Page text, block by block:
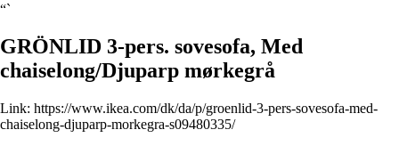
“`
GRÖNLID 3-pers. sovesofa, Med
chaiselong/Djuparp mørkegrå
Link: https://www.ikea.com/dk/da/p/groenlid-3-pers-sovesofa-med-
chaiselong-djuparp-morkegra-s09480335/